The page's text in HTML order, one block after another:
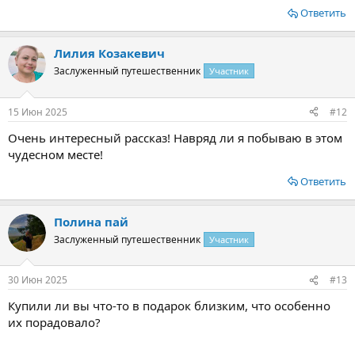
Ответить
Лилия Козакевич
Заслуженный путешественник Участник
15 Июн 2025 #12
Очень интересный рассказ! Навряд ли я побываю в этом
чудесном месте!
Ответить
Полина пай
Заслуженный путешественник Участник
30 Июн 2025 #13
Купили ли вы что-то в подарок близким, что особенно
их порадовало?